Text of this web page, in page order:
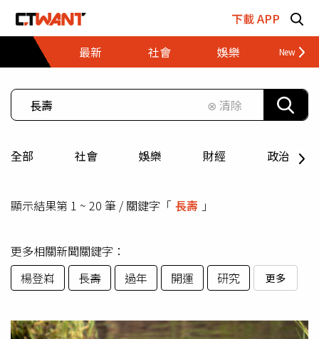
下載 APP
最新
社會 娛樂 財經
⊗ 清除
全部 社會 娛樂 財經 政治
顯示結果第 1 ~ 20 筆 / 關鍵字「 長壽 」
更多相關新聞關鍵字：
楊登嵙
長壽 過年 開運 研究 更多